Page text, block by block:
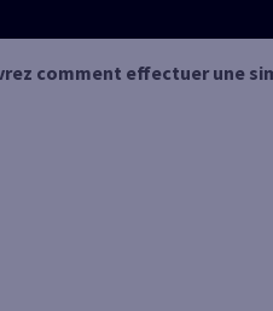
comment effectuer une